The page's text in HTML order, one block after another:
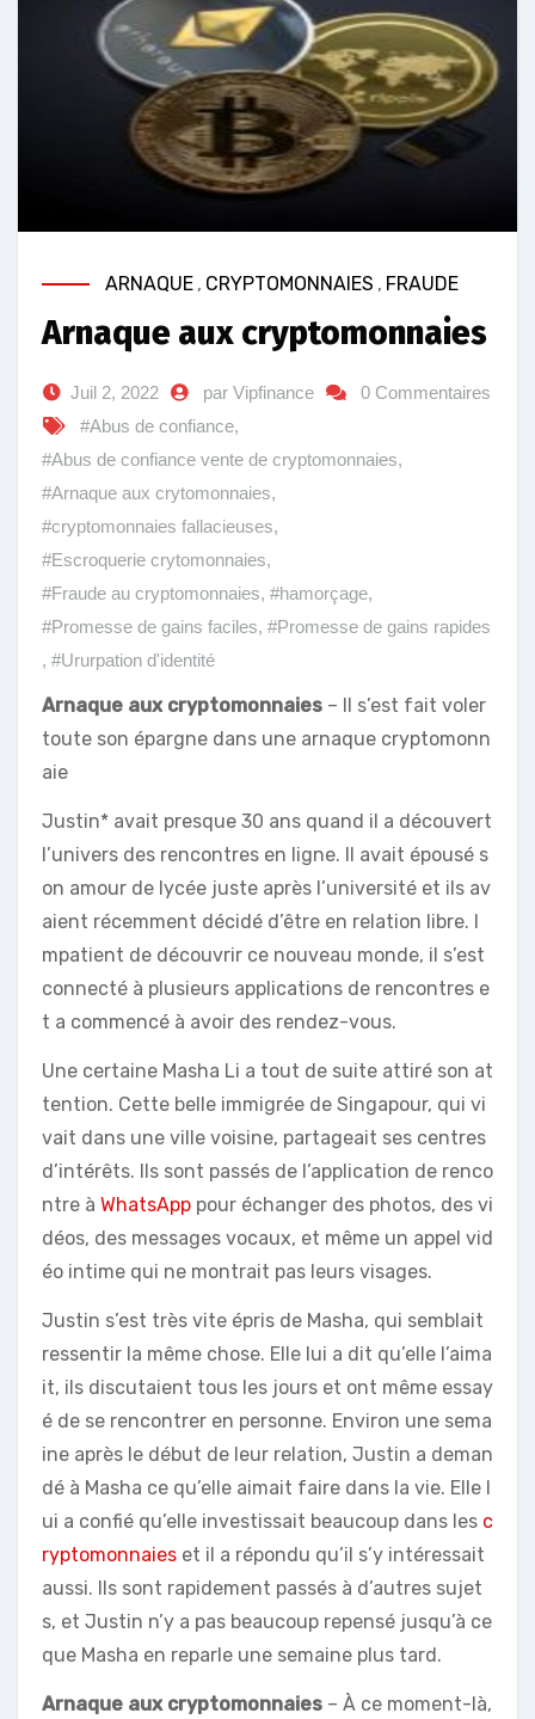
ARNAQUE , CRYPTOMONNAIES , FRAUDE
Arnaque aux cryptomonnaies
Juil 2, 2022 par Vipfinance
0 Commentaires
#Abus de confiance,
#Abus de confiance vente de cryptomonnaies,
#Arnaque aux crytomonnaies,
#cryptomonnaies fallacieuses,
#Escroquerie crytomonnaies,
#Fraude au cryptomonnaies, #hamorçage,
#Promesse de gains faciles, #Promesse de gains rapides
, #Ururpation d'identité
Arnaque aux cryptomonnaies – Il s’est fait voler
toute son épargne dans une arnaque cryptomonn
aie
Justin* avait presque 30 ans quand il a découvert
l’univers des rencontres en ligne. Il avait épousé s
on amour de lycée juste après l’université et ils av
aient récemment décidé d’être en relation libre. I
mpatient de découvrir ce nouveau monde, il s’est
connecté à plusieurs applications de rencontres e
t a commencé à avoir des rendez-vous.
Une certaine Masha Li a tout de suite attiré son at
tention. Cette belle immigrée de Singapour, qui vi
vait dans une ville voisine, partageait ses centres
d’intérêts. Ils sont passés de l’application de renco
ntre à WhatsApp pour échanger des photos, des vi
déos, des messages vocaux, et même un appel vid
éo intime qui ne montrait pas leurs visages.
Justin s’est très vite épris de Masha, qui semblait
ressentir la même chose. Elle lui a dit qu’elle l’aima
it, ils discutaient tous les jours et ont même essay
é de se rencontrer en personne. Environ une sema
ine après le début de leur relation, Justin a deman
dé à Masha ce qu’elle aimait faire dans la vie. Elle l
ui a confié qu’elle investissait beaucoup dans les c
ryptomonnaies et il a répondu qu’il s’y intéressait
aussi. Ils sont rapidement passés à d’autres sujet
s, et Justin n’y a pas beaucoup repensé jusqu’à ce
que Masha en reparle une semaine plus tard.
Arnaque aux cryptomonnaies – À ce moment-là,